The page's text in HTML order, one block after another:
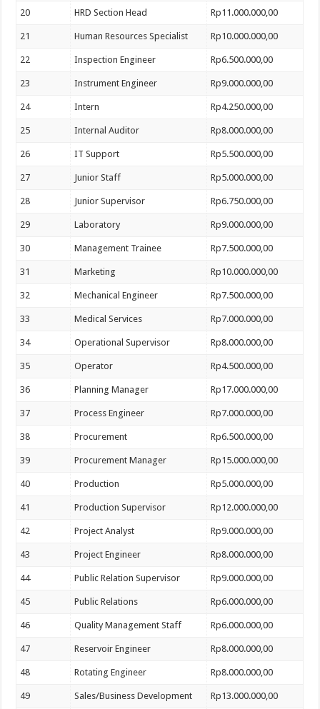
20 HRD Section Head Rp11.000.000,00
21 Human Resources Specialist Rp10.000.000,00
22 Inspection Engineer Rp6.500.000,00
23 Instrument Engineer Rp9.000.000,00
24 Intern Rp4.250.000,00
25 Internal Auditor Rp8.000.000,00
26 IT Support Rp5.500.000,00
27 Junior Staff Rp5.000.000,00
28 Junior Supervisor Rp6.750.000,00
29 Laboratory Rp9.000.000,00
30 Management Trainee Rp7.500.000,00
31 Marketing Rp10.000.000,00
32 Mechanical Engineer Rp7.500.000,00
33 Medical Services Rp7.000.000,00
34 Operational Supervisor Rp8.000.000,00
35 Operator Rp4.500.000,00
36 Planning Manager Rp17.000.000,00
37 Process Engineer Rp7.000.000,00
38 Procurement Rp6.500.000,00
39 Procurement Manager Rp15.000.000,00
40 Production Rp5.000.000,00
41 Production Supervisor Rp12.000.000,00
42 Project Analyst Rp9.000.000,00
43 Project Engineer Rp8.000.000,00
44 Public Relation Supervisor Rp9.000.000,00
45 Public Relations Rp6.000.000,00
46 Quality Management Staff Rp6.000.000,00
47 Reservoir Engineer Rp8.000.000,00
48 Rotating Engineer Rp8.000.000,00
49 Sales/Business Development Rp13.000.000,00